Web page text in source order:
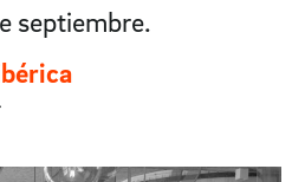
septiembre.